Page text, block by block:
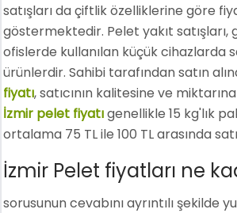
satışları da çiftlik özelliklerine göre
göstermektedir. Pelet yakıt
ofislerde kullanılan küçük cihazlarda
ürünlerdir. Sahibi tarafından satın
fiyatı, satıcının kalitesine ve
İzmir pelet fiyatıgenellikle 15 kg'lık
ortalama 75 TL ile 100 TL arasında
İzmir Pelet fiyatları ne
sorusunun cevabını ayrıntılı şekilde